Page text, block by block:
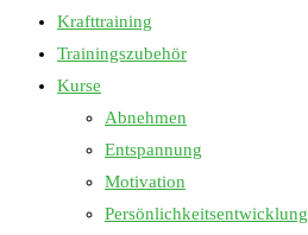
Krafttraining
Trainingszubehör
Kurse
Abnehmen
Entspannung
Motivation
Persönlichkeitsentwicklung